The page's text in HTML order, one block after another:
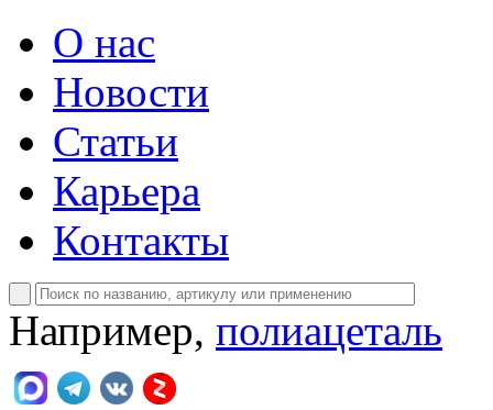
О нас
Новости
Статьи
Карьера
Контакты
Например, полиацеталь